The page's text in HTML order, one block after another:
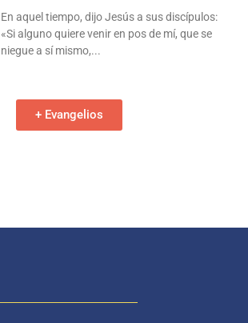
En aquel tiempo, dijo Jesús a sus discípulos:
«Si alguno quiere venir en pos de mí, que se
niegue a sí mismo,
+ Evangelios